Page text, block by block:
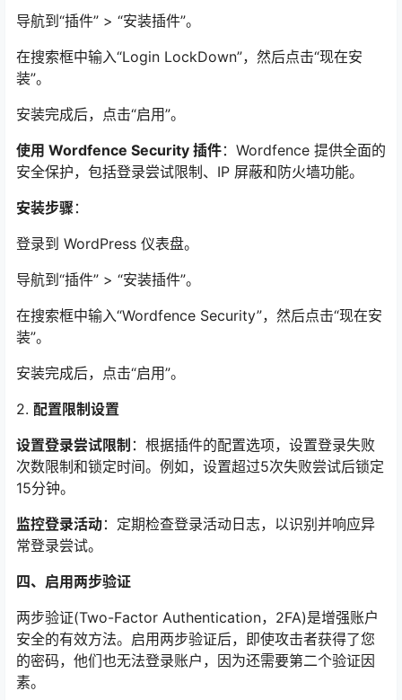
导航到“插件” > “安装插件”。
在搜索框中输入“Login LockDown”，然后点击“现在安
装”。
安装完成后，点击“启用”。
使用 Wordfence Security 插件：Wordfence 提供全面的
安全保护，包括登录尝试限制、IP 屏蔽和防火墙功能。
安装步骤 ：
登录到 WordPress 仪表盘。
导航到“插件” > “安装插件”。
在搜索框中输入“Wordfence Security”，然后点击“现在安
装”。
安装完成后，点击“启用”。
2. 配置限制设置
设置登录尝试限制 ：根据插件的配置选项，设置登录失败
次数限制和锁定时间。例如，设置超过5次失败尝试后锁定
15分钟。
监控登录活动：定期检查登录活动日志，以识别并响应异
常登录尝试。
四、启用两步验证
两步验证(Two-Factor Authentication，2FA)是增强账户
安全的有效方法。启用两步验证后，即使攻击者获得了您
的密码，他们也无法登录账户，因为还需要第二个验证因
素。